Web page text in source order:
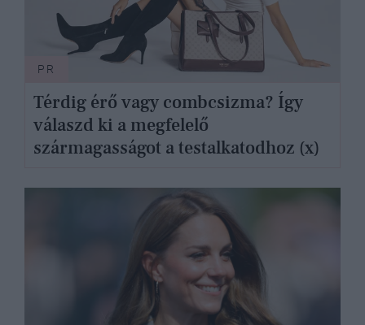
PR
Térdig érő vagy combcsizma? Így
válaszd ki a megfelelő
szármagasságot a testalkatodhoz (x)